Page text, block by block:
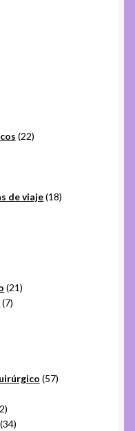
2222
de viaje 1818
2121
77
5757
62
productos
3434